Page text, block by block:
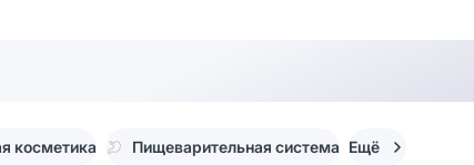
косметика Пищеварительная система Ещё